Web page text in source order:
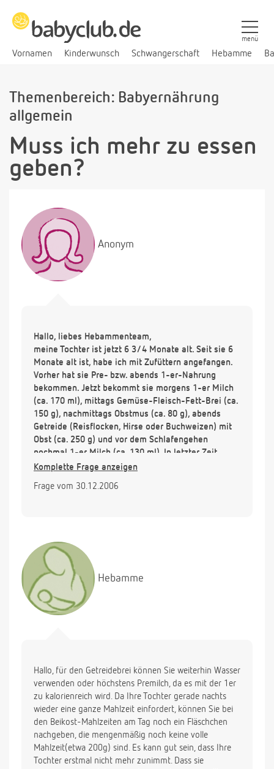
Vornamen Kinderwunsch Schwangerschaft Hebamme
menü
Themenbereich: Babyernährung
allgemein
Muss ich mehr zu essen
geben?
Anonym
Hallo, liebes Hebammenteam,
meine Tochter ist jetzt 6 3/4 Monate alt. Seit sie 6
Monate alt ist, habe ich mit Zufüttern angefangen.
Vorher hat sie Pre- bzw. abends 1-er-Nahrung
bekommen. Jetzt bekommt sie morgens 1-er Milch
(ca. 170 ml), mittags Gemüse-Fleisch-Fett-Brei (ca.
150 g), nachmittags Obstmus (ca. 80 g), abends
Getreide (Reisflocken, Hirse oder Buchweizen) mit
Obst (ca. 250 g) und vor dem Schlafengehen
nochmal 1-er Milch (ca. 130 ml). In letzter Zeit
wacht sie auch nachts wieder auf und hat Hunger
festgestellt, dass sie abgenommen hat. Sie wiegt
geben sollte oder evtl. etwas anderes. Den
Getreidebrei rühre ich nur mit Wasser an, sollte ich
hierfür evtl. 1-er Milch benutzen? Schön wäre
natürlich auch, wenn die Nachtmahlzeit wieder
wegfallen würde, da sie vorher schon seit ca. 3
Monaten durchgeschlafen hat.
Komplette Frage anzeigen
Frage vom 30.12.2006
Hebamme
Hallo, für den Getreidebrei können Sie weiterhin Wasser
verwenden oder höchstens Premilch, da es mit der 1er
zu kalorienreich wird. Da Ihre Tochter gerade nachts
wieder eine ganze Mahlzeit einfordert, können Sie bei
den Beikost-Mahlzeiten am Tag noch ein Fläschchen
nachgeben, die mengenmäßig noch keine volle
Mahlzeit(etwa 200g) sind. Es kann gut sein, dass Ihre
Tochter erstmal nicht mehr zunimmt. Dass sie